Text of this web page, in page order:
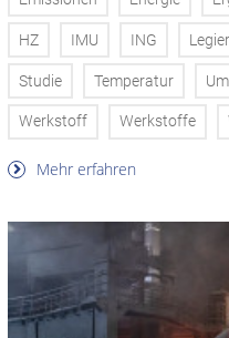
HZ IMU ING
Studie Temperatur
Werkstoff Werkstoffe
Mehr erfahren